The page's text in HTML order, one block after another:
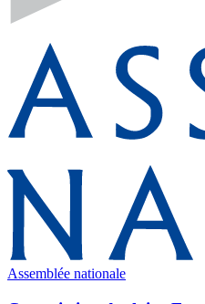
Assemblée nationale